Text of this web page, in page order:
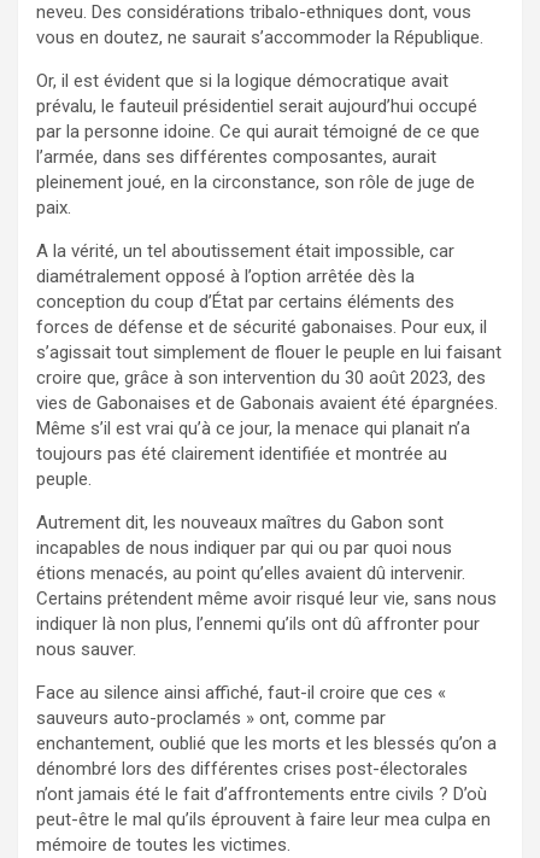
neveu. Des considérations tribalo-ethniques dont, vous
vous en doutez, ne saurait s’accommoder la République.
Or, il est évident que si la logique démocratique avait
prévalu, le fauteuil présidentiel serait aujourd’hui occupé
par la personne idoine. Ce qui aurait témoigné de ce que
l’armée, dans ses différentes composantes, aurait
pleinement joué, en la circonstance, son rôle de juge de
paix.
A la vérité, un tel aboutissement était impossible, car
diamétralement opposé à l’option arrêtée dès la
conception du coup d’État par certains éléments des
forces de défense et de sécurité gabonaises. Pour eux, il
s’agissait tout simplement de flouer le peuple en lui faisant
croire que, grâce à son intervention du 30 août 2023, des
vies de Gabonaises et de Gabonais avaient été épargnées.
Même s’il est vrai qu’à ce jour, la menace qui planait n’a
toujours pas été clairement identifiée et montrée au
peuple.
Autrement dit, les nouveaux maîtres du Gabon sont
incapables de nous indiquer par qui ou par quoi nous
étions menacés, au point qu’elles avaient dû intervenir.
Certains prétendent même avoir risqué leur vie, sans nous
indiquer là non plus, l’ennemi qu’ils ont dû affronter pour
nous sauver.
Face au silence ainsi affiché, faut-il croire que ces «
sauveurs auto-proclamés » ont, comme par
enchantement, oublié que les morts et les blessés qu’on a
dénombré lors des différentes crises post-électorales
n’ont jamais été le fait d’affrontements entre civils ? D’où
peut-être le mal qu’ils éprouvent à faire leur mea culpa en
mémoire de toutes les victimes.